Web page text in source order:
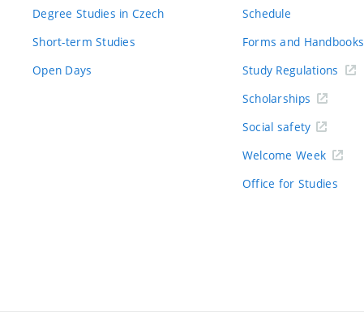
Degree Studies in Czech
Short-term Studies
Open Days
Schedule
Forms and Handbooks
Study Regulations
Scholarships
Social safety
Welcome Week
Office for Studies